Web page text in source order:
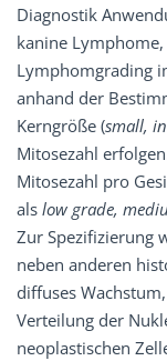
Diagnostik
kanine
Lymphomgrading
anhand der
Kerngröße (small,
Mitosezahl
Mitosezahl pro
als low grade,
Zur Spezifizierung
neben anderen
diffuses
Verteilung der
neoplastischen